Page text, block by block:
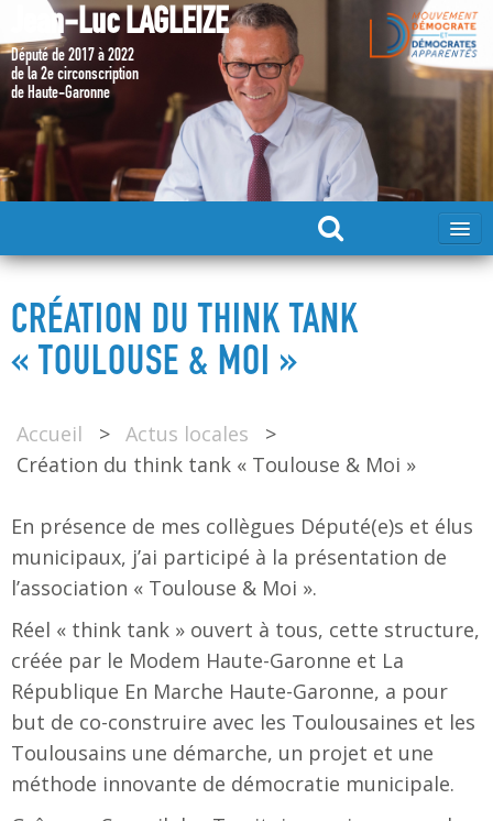
Jean-Luc LAGLEIZE
Député de 2017 à 2022
de la 2e circonscription
de Haute-Garonne
MA CANDIDATURE 2024
MES ACTIONS 2017 – 2022
CRÉATION DU THINK TANK
« TOULOUSE & MOI »
Accueil > Actus locales
>
Création du think tank « Toulouse & Moi »
En présence de mes collègues Député(e)s et élus
municipaux, j’ai participé à la présentation de
l’association « Toulouse & Moi ».
Réel « think tank » ouvert à tous, cette structure,
créée par le Modem Haute-Garonne et La
République En Marche Haute-Garonne, a pour
but de co-construire avec les Toulousaines et les
Toulousains une démarche, un projet et une
méthode innovante de démocratie municipale.